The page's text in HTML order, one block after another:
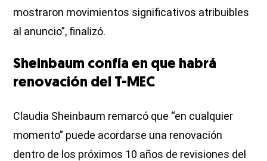
mostraron movimientos significativos atribuibles
al anuncio”, finalizó.
Sheinbaum confía en que habrá
renovación del T-MEC
Claudia Sheinbaum remarcó que “en cualquier
momento” puede acordarse una renovación
dentro de los próximos 10 años de revisiones del